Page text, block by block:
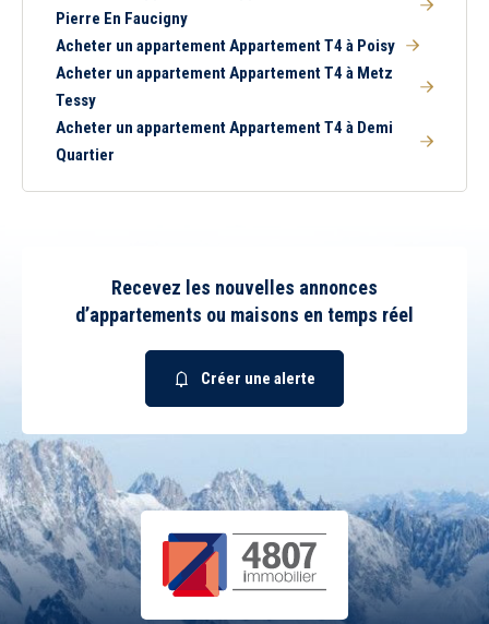
Pierre En Faucigny
Acheter un appartement Appartement T4 à Poisy
Acheter un appartement Appartement T4 à Metz
Tessy
Acheter un appartement Appartement T4 à Demi
Quartier
Recevez les nouvelles annonces
d’appartements ou maisons en temps réel
Créer une alerte